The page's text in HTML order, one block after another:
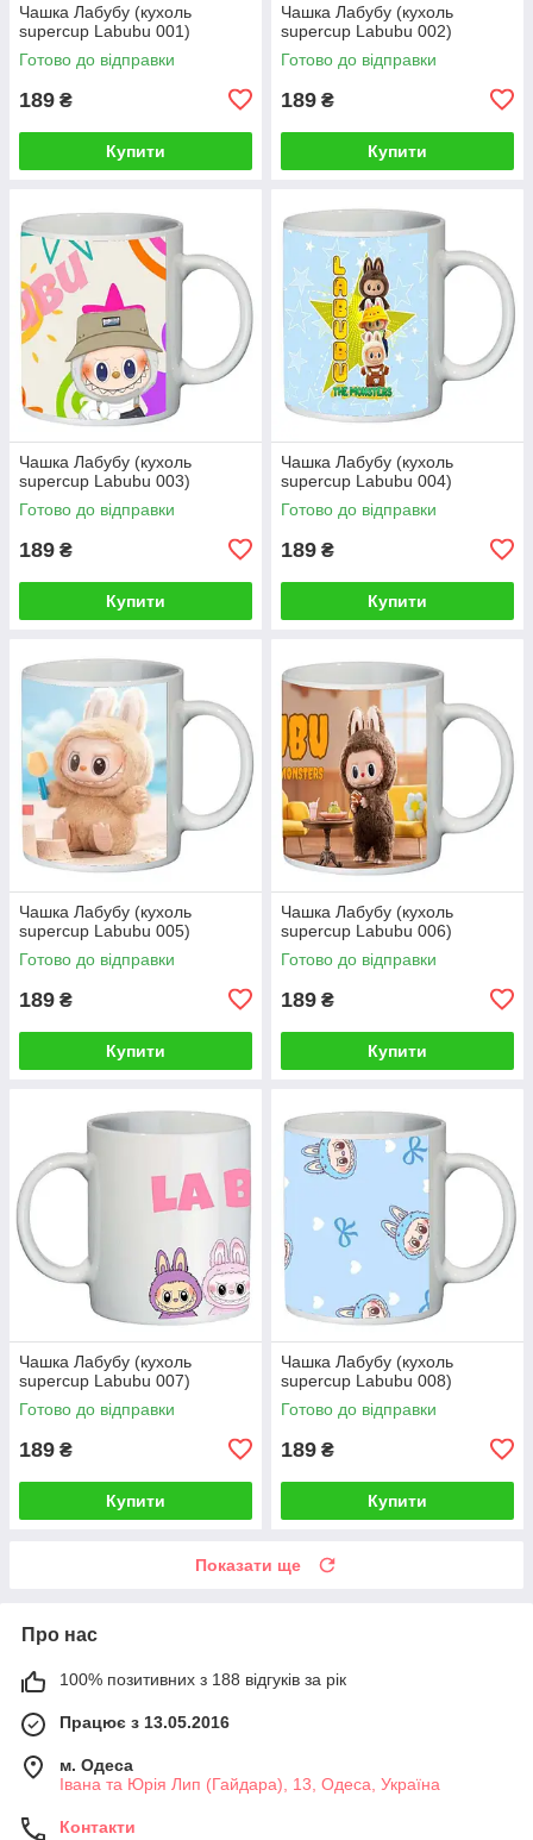
Чашка Лабубу (кухоль
supercup Labubu 001)
Готово до відправки
189 ₴
Купити
Чашка Лабубу (кухоль
supercup Labubu 002)
Готово до відправки
189 ₴
Купити
Чашка Лабубу (кухоль
supercup Labubu 003)
Готово до відправки
189 ₴
Купити
Чашка Лабубу (кухоль
supercup Labubu 004)
Готово до відправки
189 ₴
Купити
Чашка Лабубу (кухоль
supercup Labubu 005)
Готово до відправки
189 ₴
Купити
Чашка Лабубу (кухоль
supercup Labubu 006)
Готово до відправки
189 ₴
Купити
Чашка Лабубу (кухоль
supercup Labubu 007)
Готово до відправки
189 ₴
Купити
Чашка Лабубу (кухоль
supercup Labubu 008)
Готово до відправки
189 ₴
Купити
Показати ще
Про нас
100% позитивних з 188 відгуків за рік
Працює з 13.05.2016
м. Одеса
Івана та Юрія Лип (Гайдара), 13, Одеса, Україна
Контакти